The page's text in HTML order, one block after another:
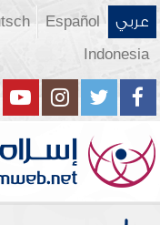
عربي Español
Indonesia